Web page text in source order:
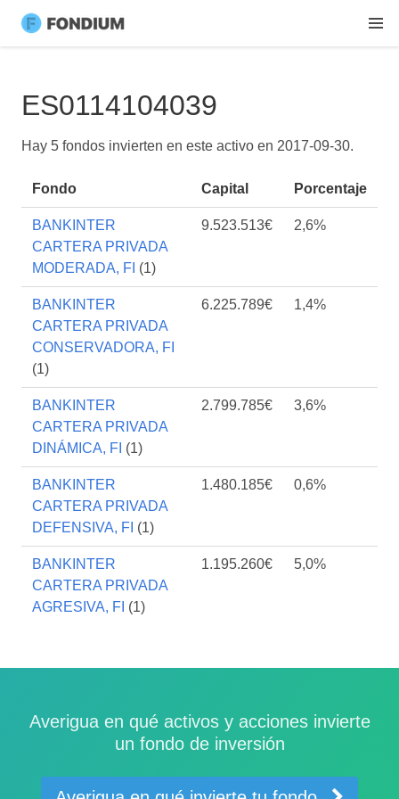
ES0114104039
Hay 5 fondos invierten en este activo en 2017-09-30.
Fondo Capital Porcentaje
BANKINTER
CARTERA PRIVADA
MODERADA, FI (1)
9.523.513€ 2,6%
BANKINTER
CARTERA PRIVADA
CONSERVADORA, FI
(1)
6.225.789€ 1,4%
BANKINTER
CARTERA PRIVADA
DINÁMICA, FI (1)
2.799.785€ 3,6%
BANKINTER
CARTERA PRIVADA
DEFENSIVA, FI (1)
1.480.185€ 0,6%
BANKINTER
CARTERA PRIVADA
AGRESIVA, FI (1)
1.195.260€ 5,0%
Averigua en qué activos y acciones invierte
un fondo de inversión